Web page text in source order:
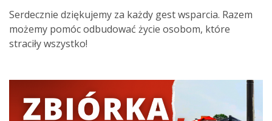
Serdecznie dziękujemy za każdy gest wsparcia. Razem
możemy pomóc odbudować życie osobom, które
straciły wszystko!